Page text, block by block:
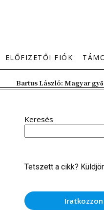
ELŐFIZETŐI FIÓK
Bartus László: Magyar
Keresés
Tetszett a cikk?